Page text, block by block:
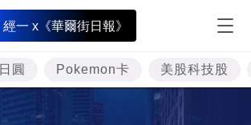
經一 x《華爾街日報》
日圓 Pokemon卡 美股科技股